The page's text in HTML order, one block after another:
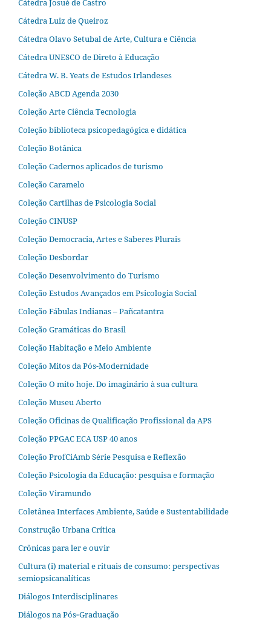
Cátedra Josué de Castro
Cátedra Luiz de Queiroz
Cátedra Olavo Setubal de Arte, Cultura e Ciência
Cátedra UNESCO de Direto à Educação
Cátedra W. B. Yeats de Estudos Irlandeses
Coleção ABCD Agenda 2030
Coleção Arte Ciência Tecnologia
Coleção biblioteca psicopedagógica e didática
Coleção Botânica
Coleção Cadernos aplicados de turismo
Coleção Caramelo
Coleção Cartilhas de Psicologia Social
Coleção CINUSP
Coleção Democracia, Artes e Saberes Plurais
Coleção Desbordar
Coleção Desenvolvimento do Turismo
Coleção Estudos Avançados em Psicologia Social
Coleção Fábulas Indianas – Pañcatantra
Coleção Gramáticas do Brasil
Coleção Habitação e Meio Ambiente
Coleção Mitos da Pós-Modernidade
Coleção O mito hoje. Do imaginário à sua cultura
Coleção Museu Aberto
Coleção Oficinas de Qualificação Profissional da APS
Coleção PPGAC ECA USP 40 anos
Coleção ProfCiAmb Série Pesquisa e Reflexão
Coleção Psicologia da Educação: pesquisa e formação
Coleção Viramundo
Coletânea Interfaces Ambiente, Saúde e Sustentabilidade
Construção Urbana Crítica
Crônicas para ler e ouvir
Cultura (i) material e rituais de consumo: perspectivas
semiopsicanalíticas
Diálogos Interdisciplinares
Diálogos na Pós‐Graduação